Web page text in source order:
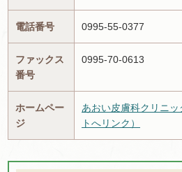
電話番号 0995-55-0377
ファックス
番号
0995-70-0613
ホームペー
ジ
あおい皮膚科クリニ
トへリンク）